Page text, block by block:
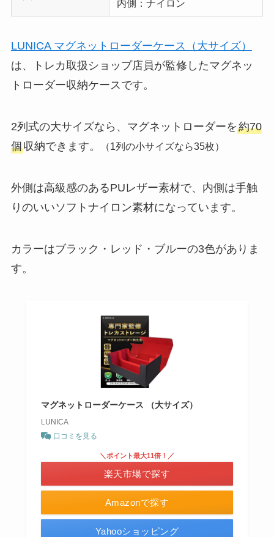
内側：ナイロン
LUNICA マグネットローダーケース（大サイズ）
は、トレカ取扱ショップ店員が監修したマグネッ
トローダー収納ケースです。
2列式の大サイズなら、マグネットローダーを約70
個収納できます。 （1列の小サイズなら35枚）
外側は高級感のあるPUレザー素材で、内側は手触
りのいいソフトナイロン素材になっています。
カラーはブラック・レッド・ブルーの3色がありま
す。
マグネットローダーケース （大サイズ）
LUNICA
口コミを見る
Amazonで探す
＼ポイント最大11倍！／
楽天市場で探す
Yahooショッピング